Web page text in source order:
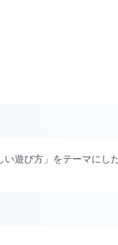
遊び方」をテーマにし